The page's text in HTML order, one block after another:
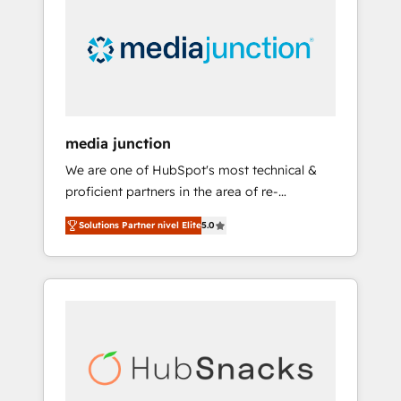
media junction
We are one of HubSpot's most technical &
proficient partners in the area of re-
platforming, website design & development.
We specialize in multi-hub implementations
for mid-market & enterprise companies. We
are woman-owned, powered by coffee, and
Impact Award 🏆2022 Platform Migration
Excellence Impact Award 🏆2020 Elite
Solutions Partner nivel Elite5.0